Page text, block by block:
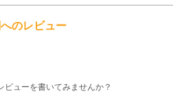
のレビュー
ビューを書いてみませんか？